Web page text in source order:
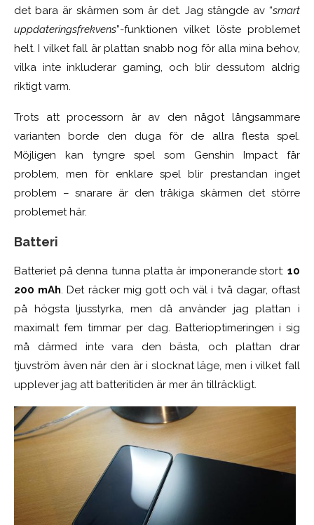
det bara är skärmen som är det. Jag stängde av “smart
uppdateringsfrekvens”-funktionen vilket löste problemet
helt. I vilket fall är plattan snabb nog för alla mina behov,
vilka inte inkluderar gaming, och blir dessutom aldrig
riktigt varm.
Trots att processorn är av den något långsammare
varianten borde den duga för de allra flesta spel.
Möjligen kan tyngre spel som Genshin Impact får
problem, men för enklare spel blir prestandan inget
problem – snarare är den tråkiga skärmen det större
problemet här.
Batteri
Batteriet på denna tunna platta är imponerande stort: 10
200 mAh. Det räcker mig gott och väl i två dagar, oftast
på högsta ljusstyrka, men då använder jag plattan i
maximalt fem timmar per dag. Batterioptimeringen i sig
må därmed inte vara den bästa, och plattan drar
tjuvström även när den är i slocknat läge, men i vilket fall
upplever jag att batteritiden är mer än tillräckligt.